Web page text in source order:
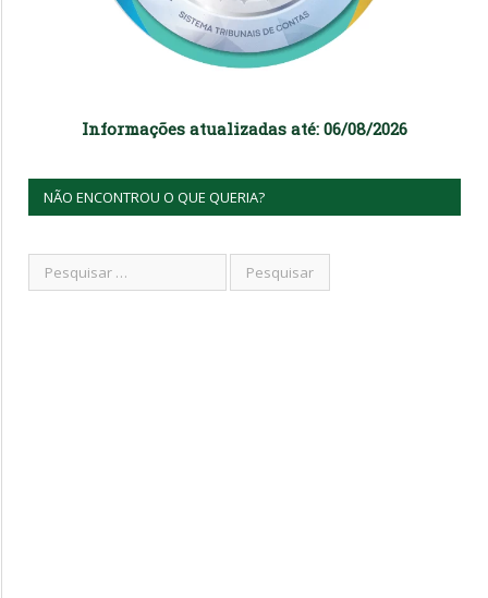
Informações atualizadas até: 06/08/2026
NÃO ENCONTROU O QUE QUERIA?